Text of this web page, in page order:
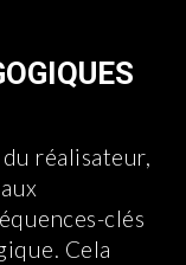
réalisateur,
clés
Cela